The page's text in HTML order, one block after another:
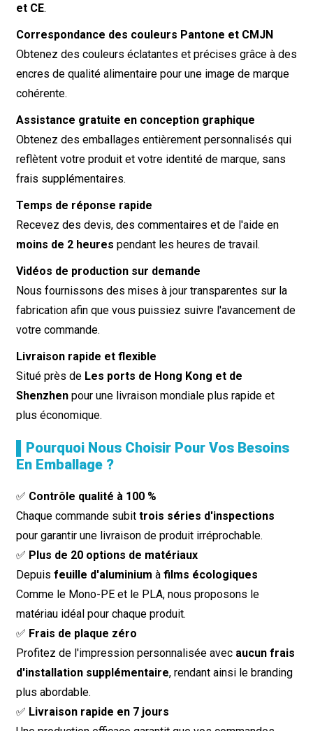
et CE.
Correspondance des couleurs Pantone et CMJN
Obtenez des couleurs éclatantes et précises grâce à des
encres de qualité alimentaire pour une image de marque
cohérente.
Assistance gratuite en conception graphique
Obtenez des emballages entièrement personnalisés qui
reflètent votre produit et votre identité de marque, sans
frais supplémentaires.
Temps de réponse rapide
Recevez des devis, des commentaires et de l'aide en
moins de 2 heures pendant les heures de travail.
Vidéos de production sur demande
Nous fournissons des mises à jour transparentes sur la
fabrication afin que vous puissiez suivre l'avancement de
votre commande.
Livraison rapide et flexible
Situé près de Les ports de Hong Kong et de
Shenzhenpour une livraison mondiale plus rapide et
plus économique.
▌Pourquoi Nous Choisir Pour Vos Besoins
En Emballage ?
✅ Contrôle qualité à 100 %
Chaque commande subit trois séries d'inspections
pour garantir une livraison de produit irréprochable.
✅ Plus de 20 options de matériaux
Depuis feuille d'aluminium à films écologiques
Comme le Mono-PE et le PLA, nous proposons le
matériau idéal pour chaque produit.
✅ Frais de plaque zéro
Profitez de l'impression personnalisée avec aucun frais
d'installation supplémentaire, rendant ainsi le branding
plus abordable.
✅ Livraison rapide en 7 jours